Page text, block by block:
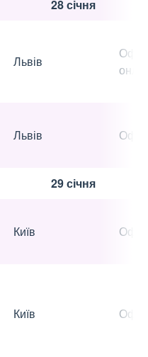
28 січня
Львів
Львів
29 січня
Київ
Київ